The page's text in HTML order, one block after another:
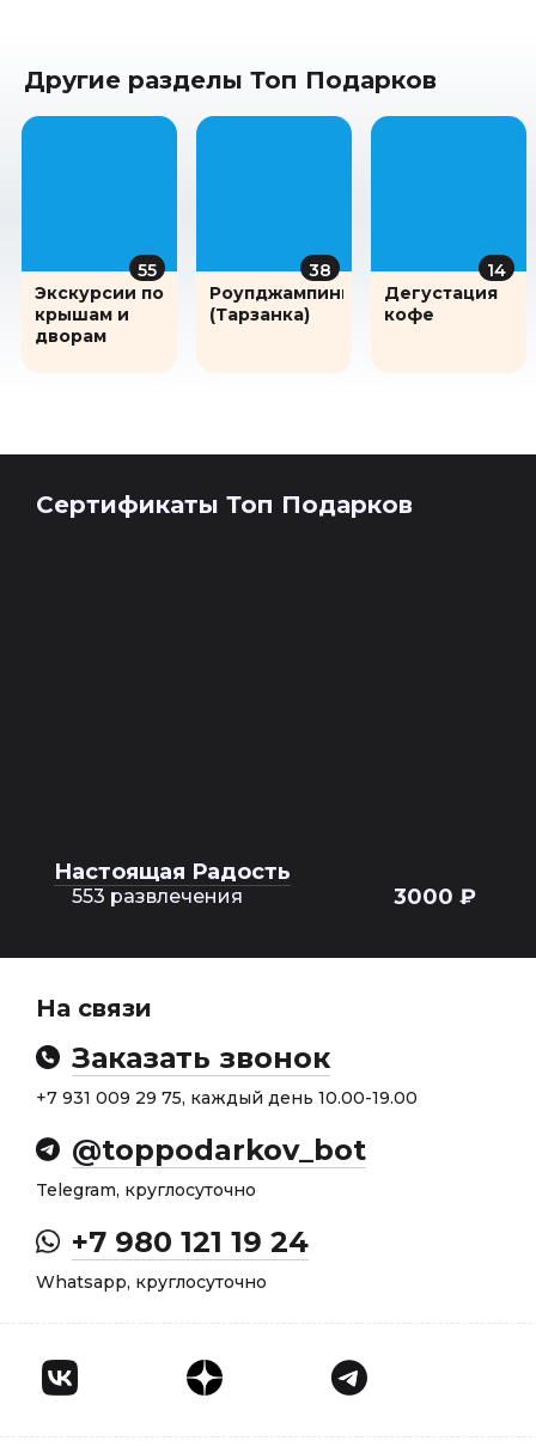
Другие разделы Топ Подарков
55
Экскурсии по
крышам и
дворам
38
Роупджампинг
(Тарзанка)
14
Дегустация
кофе
Сертификаты Топ Подарков
Настоящая Радость
553 развлечения 3000 ₽
На связи
Заказать звонок
+7 931 009 29 75, каждый день 10.00-19.00
@toppodarkov_bot
Telegram, круглосуточно
+7 980 121 19 24
Whatsapp, круглосуточно